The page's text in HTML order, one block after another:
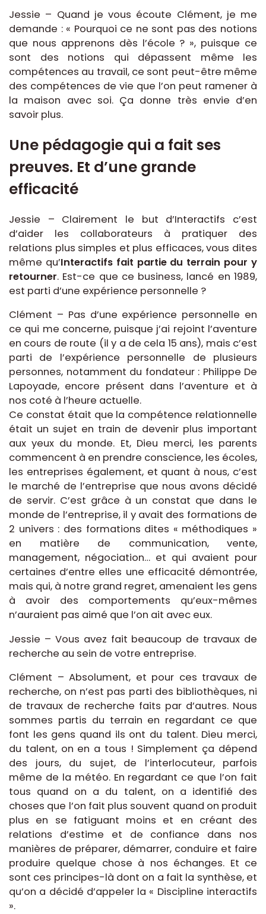
Jessie – Quand je vous écoute Clément, je me
demande : « Pourquoi ce ne sont pas des notions
que nous apprenons dès l’école ? », puisque ce
sont des notions qui dépassent même les
compétences au travail, ce sont peut-être même
des compétences de vie que l’on peut ramener à
la maison avec soi. Ça donne très envie d’en
savoir plus.
Une pédagogie qui a fait ses
preuves. Et d’une grande
efficacité
Jessie – Clairement le but d’Interactifs c’est
d’aider les collaborateurs à pratiquer des
relations plus simples et plus efficaces, vous dites
même qu’Interactifs fait partie du terrain pour y
retourner. Est-ce que ce business, lancé en 1989,
est parti d’une expérience personnelle ?
Clément – Pas d’une expérience personnelle en
ce qui me concerne, puisque j’ai rejoint l’aventure
en cours de route (il y a de cela 15 ans), mais c’est
parti de l’expérience personnelle de plusieurs
personnes, notamment du fondateur : Philippe De
Lapoyade, encore présent dans l’aventure et à
nos coté à l’heure actuelle.
Ce constat était que la compétence relationnelle
était un sujet en train de devenir plus important
aux yeux du monde. Et, Dieu merci, les parents
commencent à en prendre conscience, les écoles,
les entreprises également, et quant à nous, c’est
le marché de l’entreprise que nous avons décidé
de servir. C’est grâce à un constat que dans le
monde de l’entreprise, il y avait des formations de
2 univers : des formations dites « méthodiques »
en matière de communication, vente,
management, négociation… et qui avaient pour
certaines d’entre elles une efficacité démontrée,
mais qui, à notre grand regret, amenaient les gens
à avoir des comportements qu’eux-mêmes
n’auraient pas aimé que l’on ait avec eux.
Jessie – Vous avez fait beaucoup de travaux de
recherche au sein de votre entreprise.
Clément – Absolument, et pour ces travaux de
recherche, on n’est pas parti des bibliothèques, ni
de travaux de recherche faits par d’autres. Nous
sommes partis du terrain en regardant ce que
font les gens quand ils ont du talent. Dieu merci,
du talent, on en a tous ! Simplement ça dépend
des jours, du sujet, de l’interlocuteur, parfois
même de la météo. En regardant ce que l’on fait
tous quand on a du talent, on a identifié des
choses que l’on fait plus souvent quand on produit
plus en se fatiguant moins et en créant des
relations d’estime et de confiance dans nos
manières de préparer, démarrer, conduire et faire
produire quelque chose à nos échanges. Et ce
sont ces principes-là dont on a fait la synthèse, et
qu’on a décidé d’appeler la « Discipline interactifs
».